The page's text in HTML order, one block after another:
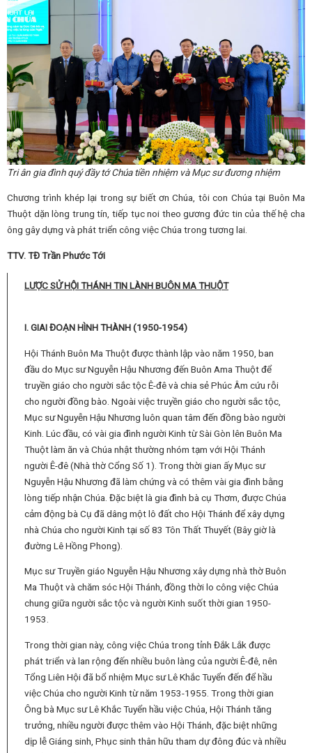
Tri ân gia đình quý đầy tớ Chúa tiền nhiệm và Mục sư đương nhiệm
Chương trình khép lại trong sự biết ơn Chúa, tôi con Chúa tại Buôn Ma
Thuột dặn lòng trung tín, tiếp tục noi theo gương đức tin của thế hệ cha
ông gây dựng và phát triển công việc Chúa trong tương lai.
TTV. TĐ Trần Phước Tới
LƯỢC SỬ HỘI THÁNH TIN LÀNH BUÔN MA THUỘT
I. GIAI ĐOẠN HÌNH THÀNH(1950-1954)
Hội Thánh Buôn Ma Thuột được thành lập vào năm 1950, ban
đầu do Mục sư Nguyễn Hậu Nhương đến Buôn Ama Thuột để
truyền giáo cho người sắc tộc Ê-đê và chia sẻ Phúc Âm cứu rỗi
cho người đồng bào. Ngoài việc truyền giáo cho người sắc tộc,
Mục sư Nguyễn Hậu Nhương luôn quan tâm đến đồng bào người
Kinh. Lúc đầu, có vài gia đình người Kinh từ Sài Gòn lên Buôn Ma
Thuột làm ăn và Chúa nhật thường nhóm tạm với Hội Thánh
người Ê-đê (Nhà thờ Cổng Số 1). Trong thời gian ấy Mục sư
Nguyễn Hậu Nhương đã làm chứng và có thêm vài gia đình bằng
lòng tiếp nhận Chúa. Đặc biệt là gia đình bà cụ Thơm, được Chúa
cảm động bà Cụ đã dâng một lô đất cho Hội Thánh để xây dựng
nhà Chúa cho người Kinh tại số 83 Tôn Thất Thuyết (Bây giờ là
đường Lê Hồng Phong).
Mục sư Truyền giáo Nguyễn Hậu Nhương xây dựng nhà thờ Buôn
Ma Thuột và chăm sóc Hội Thánh, đồng thời lo công việc Chúa
chung giữa người sắc tộc và người Kinh suốt thời gian 1950-
1953.
Trong thời gian này, công việc Chúa trong tỉnh Đắk Lắk được
phát triển và lan rộng đến nhiều buôn làng của người Ê-đê, nên
Tổng Liên Hội đã bổ nhiệm Mục sư Lê Khắc Tuyển đến để hầu
việc Chúa cho người Kinh từ năm 1953-1955. Trong thời gian
Ông bà Mục sư Lê Khắc Tuyển hầu việc Chúa, Hội Thánh tăng
trưởng, nhiều người được thêm vào Hội Thánh, đặc biệt những
dịp lễ Giáng sinh, Phục sinh thân hữu tham dự đông đúc và nhiều